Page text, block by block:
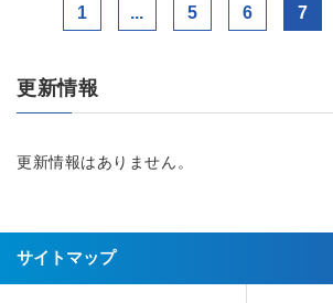
1 ... 5 6 7
更新情報
更新情報はありません。
サイトマップ